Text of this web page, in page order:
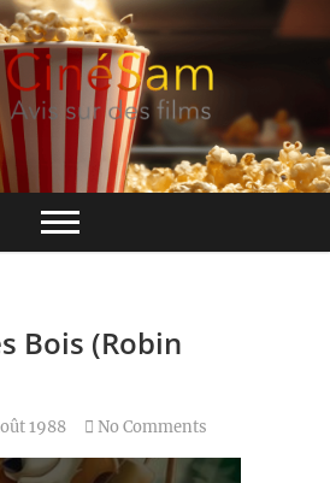
CinéSam
Bois (Robin
1988 No Comments